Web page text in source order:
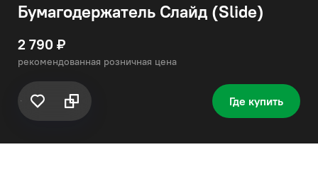
Бумагодержатель Слайд (Slide)
2 790 ₽
рекомендованная розничная цена
Где купить